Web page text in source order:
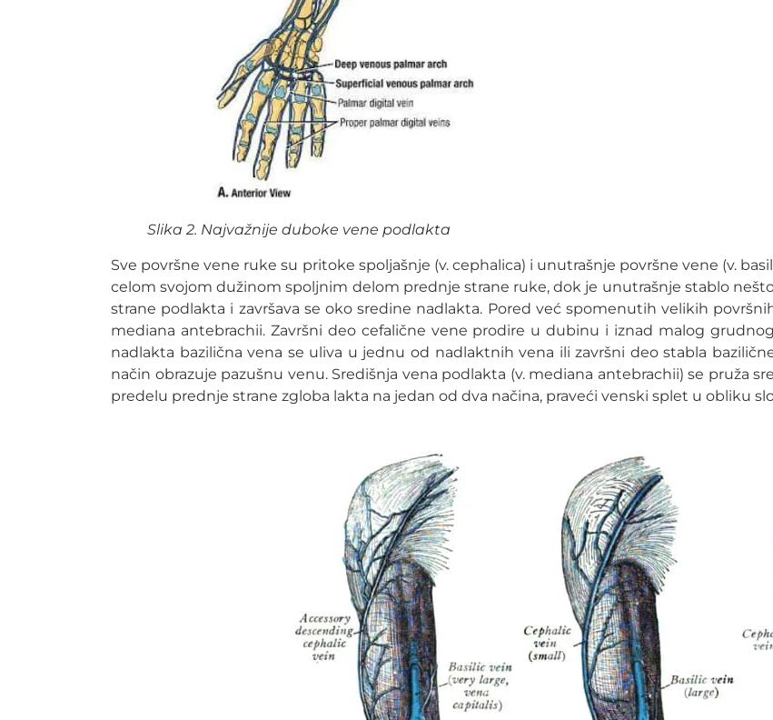
Slika 2. Najvažnije duboke vene podlakta
Sve površne vene ruke su pritoke spoljašnje (v. cephalica) i unutrašnje površne vene (v.
celom svojom dužinom spoljnim delom prednje strane ruke, dok je unutrašnje stablo
strane podlakta i završava se oko sredine nadlakta. Pored već spomenutih velikih
mediana antebrachii. Završni deo cefalične vene prodire u dubinu i iznad malog
nadlakta bazilična vena se uliva u jednu od nadlaktnih vena ili završni deo stabla
način obrazuje pazušnu venu. Središnja vena podlakta (v. mediana antebrachii) se pruža
predelu prednje strane zgloba lakta na jedan od dva načina, praveći venski splet u obliku